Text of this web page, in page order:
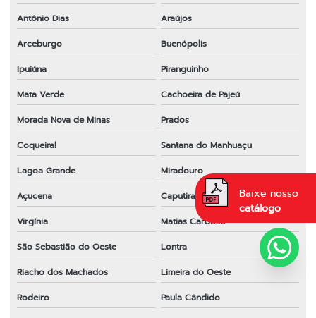
Antônio Dias
Araújos
Arceburgo
Buenópolis
Ipuiúna
Piranguinho
Mata Verde
Cachoeira de Pajeú
Morada Nova de Minas
Prados
Coqueiral
Santana do Manhuaçu
Lagoa Grande
Miradouro
Açucena
Caputira
Virgínia
Matias Cardoso
São Sebastião do Oeste
Lontra
Riacho dos Machados
Limeira do Oeste
Rodeiro
Paula Cândido
Baixe nosso
catálogo